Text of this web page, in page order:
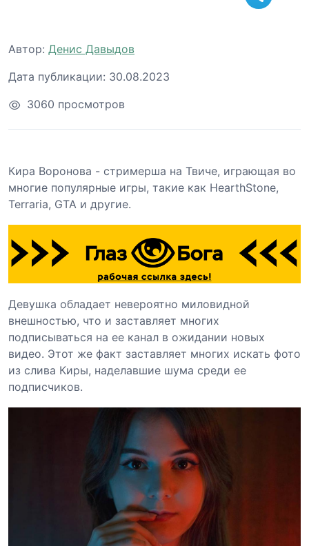
Автор: Денис Давыдов
Дата публикации: 30.08.2023
3060 просмотров
Кира Воронова - стримерша на Твиче, играющая во
многие популярные игры, такие как HearthStone,
Terraria, GTA и другие.
Девушка обладает невероятно миловидной
внешностью, что и заставляет многих
подписываться на ее канал в ожидании новых
видео. Этот же факт заставляет многих искать фото
из слива Киры, наделавшие шума среди ее
подписчиков.